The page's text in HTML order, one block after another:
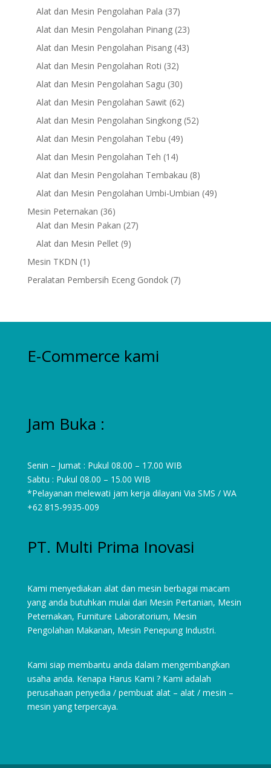
Alat dan Mesin Pengolahan Pala 3737
products
Alat dan Mesin Pengolahan Pinang 2323
products
Alat dan Mesin Pengolahan Pisang 4343
Alat dan Mesin Pengolahan Roti 3232
products
Alat dan Mesin Pengolahan Sagu 3030
products
Alat dan Mesin Pengolahan Sawit 6262
products
Alat dan Mesin Pengolahan Singkong 5252
Alat dan Mesin Pengolahan Tebu 4949
Alat dan Mesin Pengolahan Teh 1414
products
Alat dan Mesin Pengolahan Tembakau 88
products
Alat dan Mesin Pengolahan Umbi-Umbian 4949
Mesin Peternakan 3636
products
Alat dan Mesin Pakan 2727
Alat dan Mesin Pellet 99
Mesin TKDN 1 1
product
Peralatan Pembersih Eceng Gondok 77
E-Commerce kami
Jam Buka :
Senin – Jumat : Pukul 08.00 – 17.00 WIB
Sabtu : Pukul 08.00 – 15.00 WIB
*Pelayanan melewati jam kerja dilayani Via SMS / WA
+62 815-9935-009
PT. Multi Prima Inovasi
Kami menyediakan alat dan mesin berbagai macam
yang anda butuhkan mulai dari Mesin Pertanian, Mesin
Peternakan, Furniture Laboratorium, Mesin
Pengolahan Makanan, Mesin Penepung Industri.
Kami siap membantu anda dalam mengembangkan
usaha anda. Kenapa Harus Kami ? Kami adalah
perusahaan penyedia / pembuat alat – alat / mesin –
mesin yang terpercaya.